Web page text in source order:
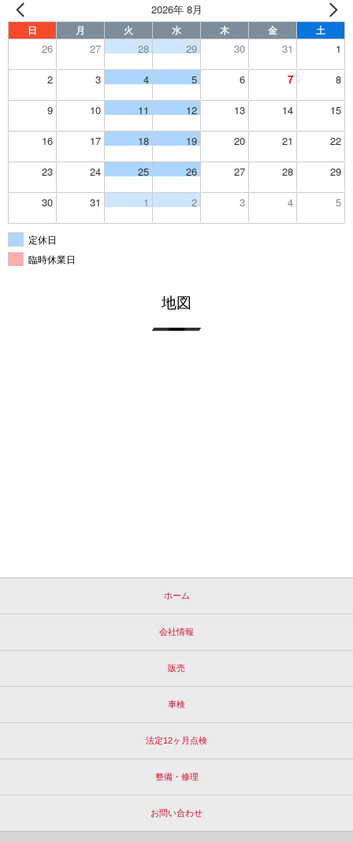
2026年 8月
日 月 火 水 木 金 土
26 27 28 29 30 31 1
2 3 4 5 6 7 8
9 10 11 12 13 14 15
16 17 18 19 20 21 22
23 24 25 26 27 28 29
30 31 1 2 3 4 5
定休日
臨時休業日
地図
ホーム
会社情報
販売
車検
法定12ヶ月点検
整備・修理
お問い合わせ